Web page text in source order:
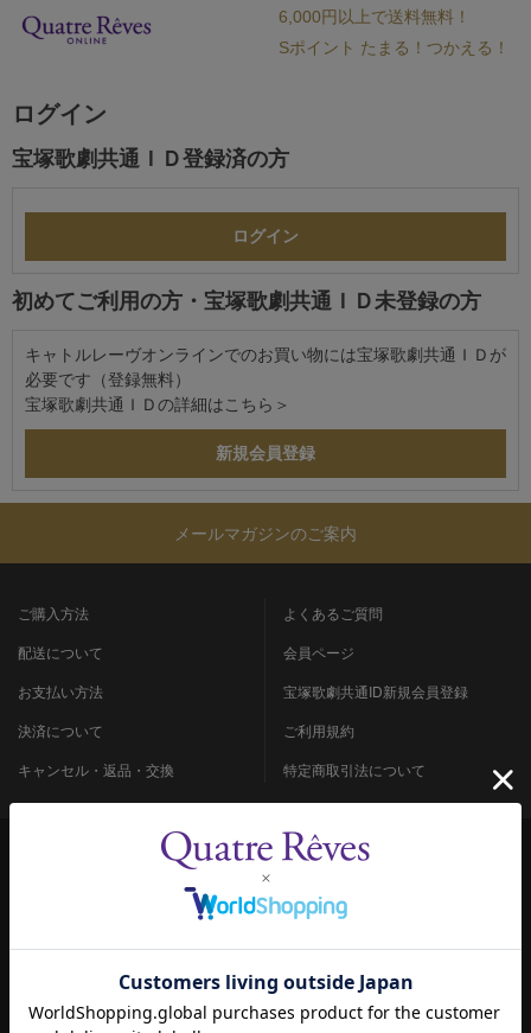
6,000円以上で送料無料！
Sポイント たまる！つかえる！
ログイン
宝塚歌劇共通ＩＤ登録済の方
初めてご利用の方・宝塚歌劇共通ＩＤ未登録の方
キャトルレーヴオンラインでのお買い物には宝塚歌劇共通ＩＤが
必要です（登録無料）
宝塚歌劇共通ＩＤの詳細は こちら＞
メールマガジンのご案内
ご購入方法
配送について
お支払い方法
決済について
キャンセル・返品・交換
よくあるご質問
会員ページ
宝塚歌劇共通ID新規会員登録
ご利用規約
特定商取引法について